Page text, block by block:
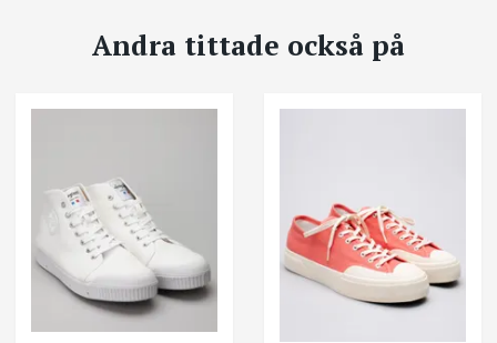
Andra tittade också på